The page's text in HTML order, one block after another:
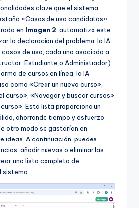
clave que el sistema
«Casos de uso candidatos»
en Imagen 2 , automatiza este
la declaración del problema, la IA
de uso, cada uno asociado a
Estudiante o Administrador).
de cursos en línea, la IA
como «Crear un nuevo curso»,
curso», «Navegar y buscar cursos»
Esta lista proporciona un
ahorrando tiempo y esfuerzo
otro modo se gastarían en
ideas. A continuación, puedes
añadir nuevas o eliminar las
una lista completa de
sistema.